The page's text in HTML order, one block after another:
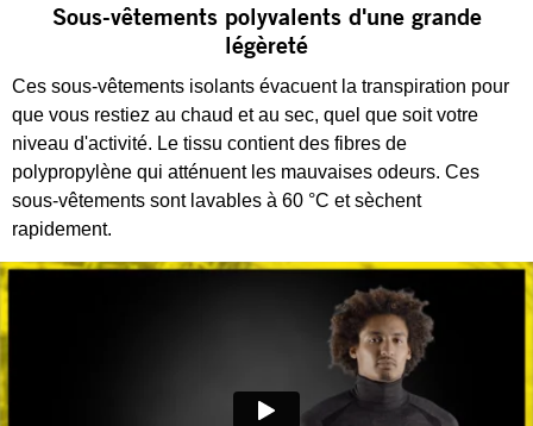
Sous-vêtements polyvalents d'une grande
légèreté
Ces sous-vêtements isolants évacuent la transpiration pour
que vous restiez au chaud et au sec, quel que soit votre
niveau d'activité. Le tissu contient des fibres de
polypropylène qui atténuent les mauvaises odeurs. Ces
sous-vêtements sont lavables à 60 °C et sèchent
rapidement.